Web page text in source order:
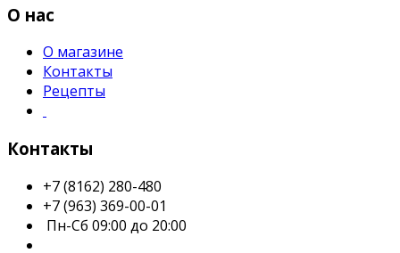
О нас
О магазине
Контакты
Рецепты
Контакты
+7 (8162) 280-480
+7 (963) 369-00-01
Пн-Сб 09:00 до 20:00